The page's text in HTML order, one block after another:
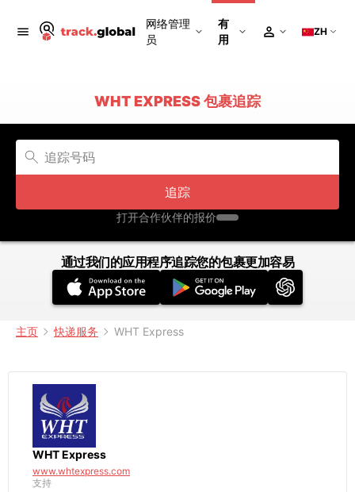
网络管理
员
有
用
ZH
WHT EXPRESS 包裹追踪
追踪
打开合作伙伴的报价
通过我们的应用程序追踪您的包裹更加容易
主页 快递服务 WHT Express
WHT Express
www.whtexpress.com
支持